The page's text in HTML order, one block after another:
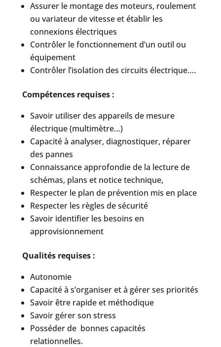
Assurer le montage des moteurs, roulement
ou variateur de vitesse et établir les
connexions électriques
Contrôler le fonctionnement d’un outil ou
équipement
Contrôler l’isolation des circuits électrique….
Compétences requises :
Savoir utiliser des appareils de mesure
électrique (multimètre…)
Capacité à analyser, diagnostiquer, réparer
des pannes
Connaissance approfondie de la lecture de
schémas, plans et notice technique,
Respecter le plan de prévention mis en place
Respecter les règles de sécurité
Savoir identifier les besoins en
approvisionnement
Qualités requises :
Autonomie
Capacité à s’organiser et à gérer ses priorités
Savoir être rapide et méthodique
Savoir gérer son stress
Posséder de bonnes capacités
relationnelles.